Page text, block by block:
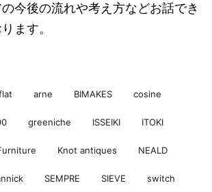
今後の流れや考え方などお話でき
ます。
arne BIMAKES cosine
greeniche ISSEIKI ITOKI
Knot antiques NEALD
SEMPRE SIEVE switch